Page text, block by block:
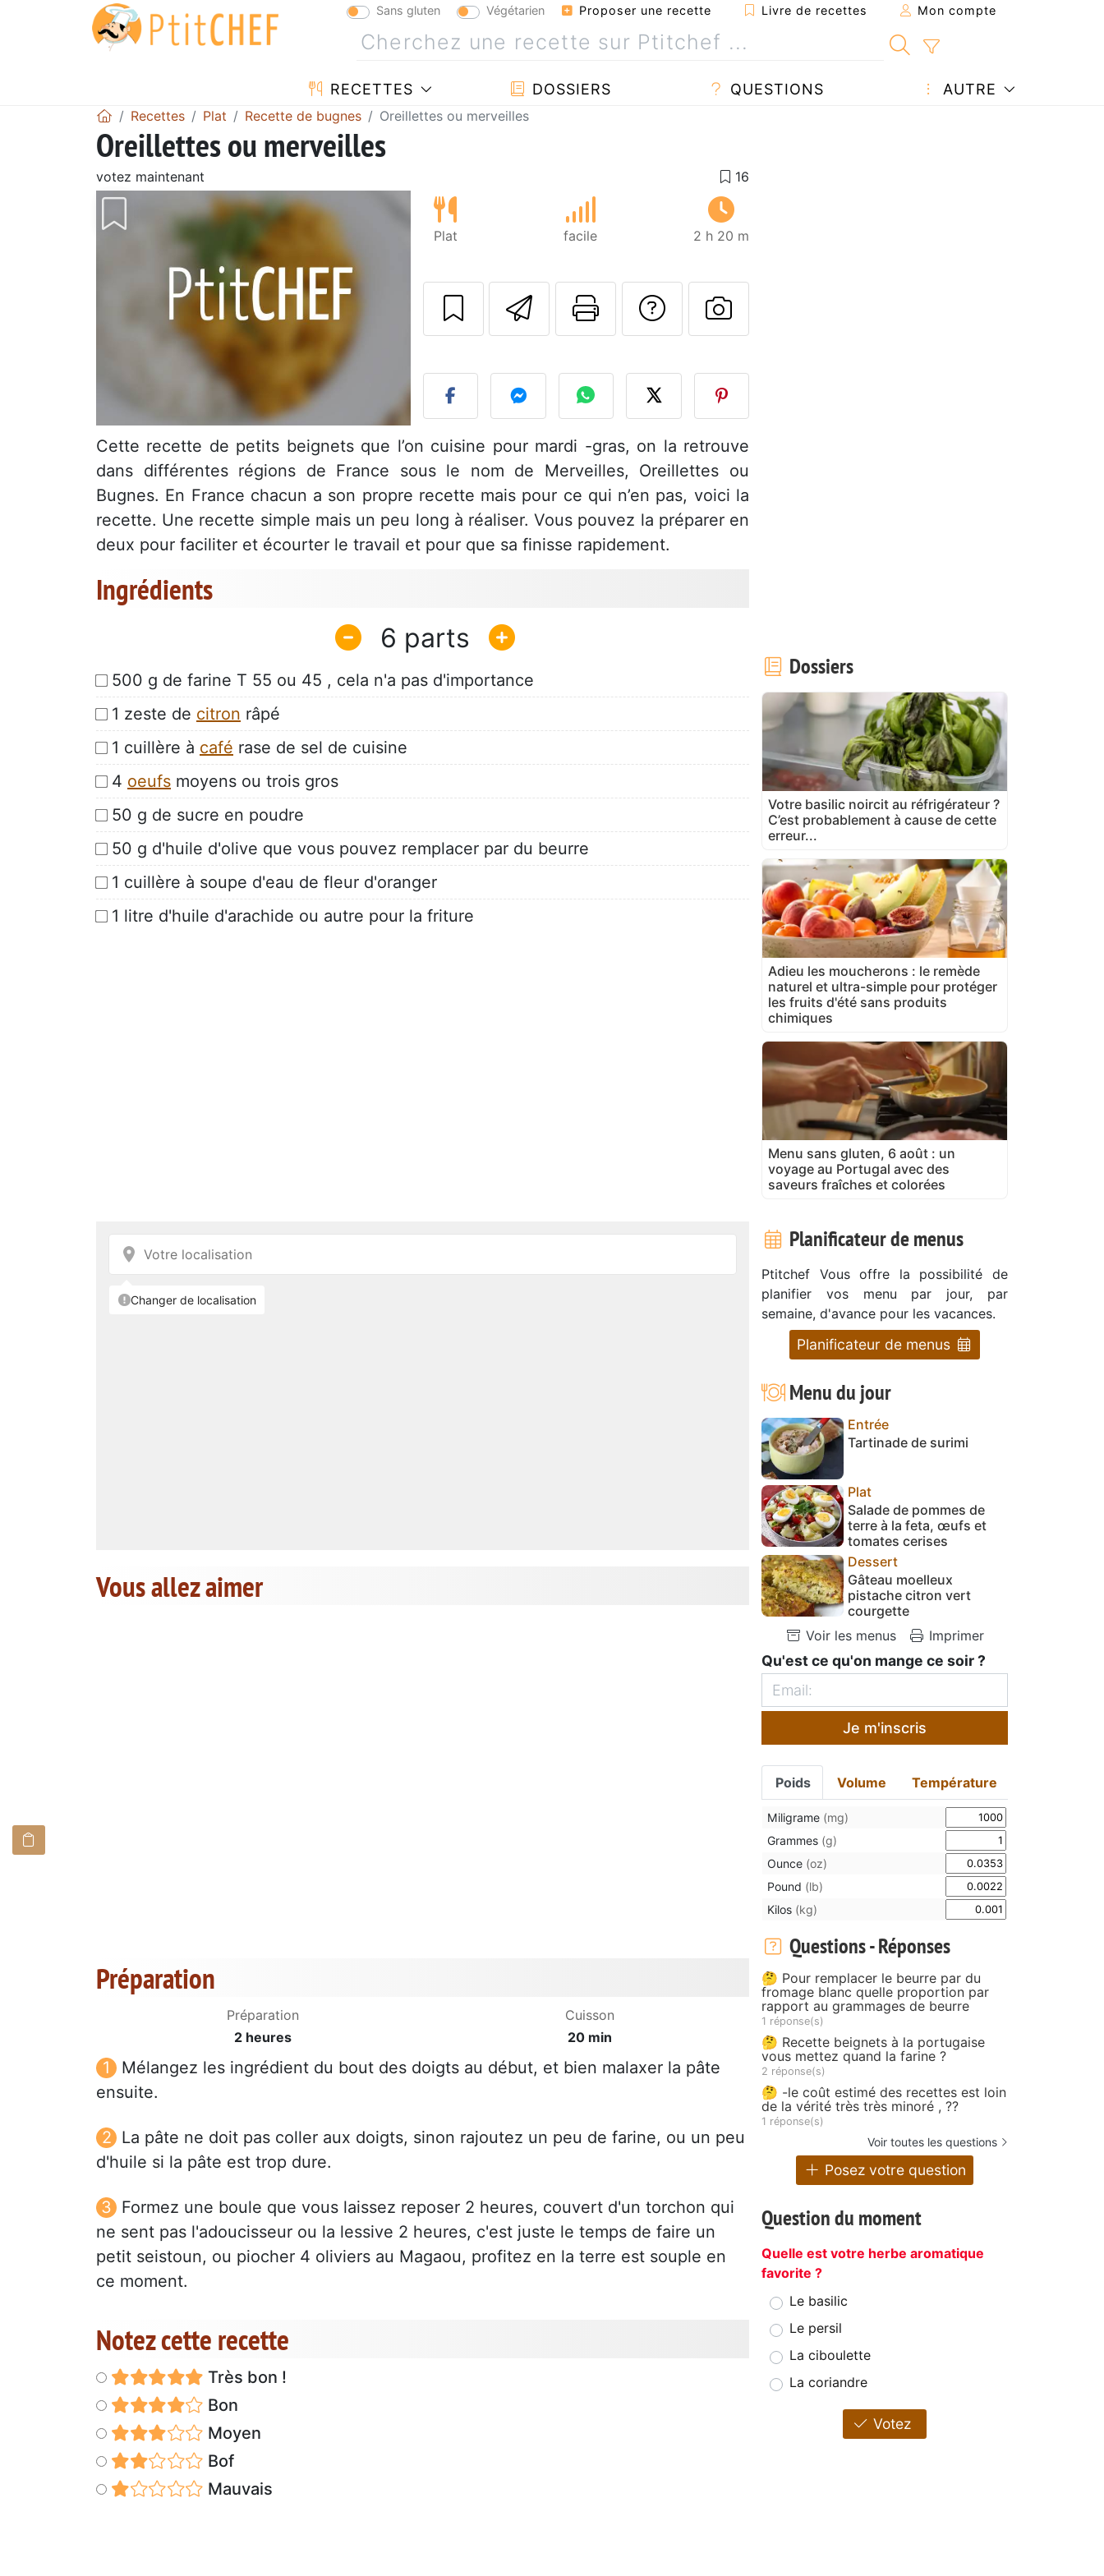
Sans gluten Végétarien Proposer une recette Livre de recettes Mon compte
RECETTES DOSSIERS QUESTIONS AUTRE
Recettes Plat Recette de bugnes Oreillettes ou merveilles
Oreillettes ou merveilles
votez maintenant
Plat facile 2 h 20 m
Envoyer cette recette à un ami
Imprimer cette page
Poser une question à l'auteur
Publier votre photo de cette
Cette recette de petits beignets que l’on cuisine pour mardi -gras, on la retrouve
dans différentes régions de France sous le nom de Merveilles, Oreillettes ou
Bugnes. En France chacun a son propre recette mais pour ce qui n’en pas, voici la
recette. Une recette simple mais un peu long à réaliser. Vous pouvez la préparer en
deux pour faciliter et écourter le travail et pour que sa finisse rapidement.
Ingrédients
6
500 g de farine T 55 ou 45 , cela n'a pas d'importance
1 zeste de citron râpé
1 cuillère à café rase de sel de cuisine
4 oeufs moyens ou trois gros
50 g de sucre en poudre
50 g d'huile d'olive que vous pouvez remplacer par du beurre
1 cuillère à soupe d'eau de fleur d'oranger
1 litre d'huile d'arachide ou autre pour la friture
Vous allez aimer
Préparation
Préparation
2 heures
Cuisson
20 min
Mélangez les ingrédient du bout des doigts au début, et bien malaxer la pâte
ensuite.
La pâte ne doit pas coller aux doigts, sinon rajoutez un peu de farine, ou un peu
d'huile si la pâte est trop dure.
Formez une boule que vous laissez reposer 2 heures, couvert d'un torchon qui
ne sent pas l'adoucisseur ou la lessive 2 heures, c'est juste le temps de faire un
petit seistoun, ou piocher 4 oliviers au Magaou, profitez en la terre est souple en
ce moment.
Notez cette recette
Très bon !
Bon
Moyen
Bof
Mauvais
Dossiers
Votre basilic noircit au réfrigérateur ?
C’est probablement à cause de cette
erreur...
Adieu les moucherons : le remède
naturel et ultra-simple pour protéger
les fruits d'été sans produits
chimiques
Menu sans gluten, 6 août : un
voyage au Portugal avec des
saveurs fraîches et colorées
Planificateur de menus
Ptitchef Vous offre la possibilité de
planifier vos menu par jour, par
semaine, d'avance pour les vacances.
Planificateur de menus
Menu du jour
Entrée
Tartinade de surimi
Plat
Salade de pommes de
terre à la feta, œufs et
tomates cerises
Dessert
Gâteau moelleux
pistache citron vert
courgette
Voir les menus
Imprimer
Qu'est ce qu'on mange ce soir ?
Je m'inscris
Poids Volume Température
Miligrame (mg)
Grammes (g)
Ounce (oz)
Pound (lb)
Kilos (kg)
Questions - Réponses
🤔 Pour remplacer le beurre par du
fromage blanc quelle proportion par
rapport au grammages de beurre
1 réponse(s)
🤔 Recette beignets à la portugaise
vous mettez quand la farine ?
2 réponse(s)
🤔 -le coût estimé des recettes est loin
de la vérité très très minoré , ??
1 réponse(s)
Voir toutes les questions
Posez votre question
Question du moment
Quelle est votre herbe aromatique
favorite ?
Le basilic
Le persil
La ciboulette
La coriandre
Votez